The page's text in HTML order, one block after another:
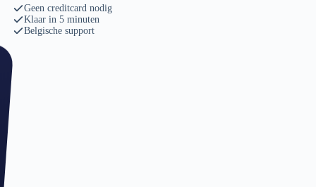
Geen creditcard nodig
Klaar in 5 minuten
Belgische support